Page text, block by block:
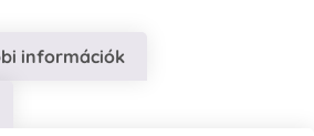
információk